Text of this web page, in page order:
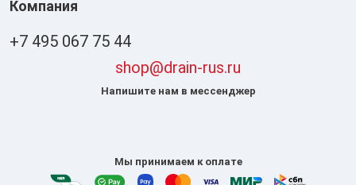
Компания
+7 495 067 75 44
shop@drain-rus.ru
Напишите нам в мессенджер
Мы принимаем к оплате